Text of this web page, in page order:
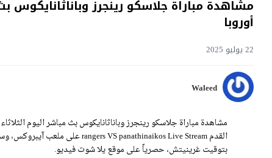
أوروبا
22 يوليو 2025
Waleed
بتوقيت غرينيتش، حصرياً على موقع يلا شوت فيديو.